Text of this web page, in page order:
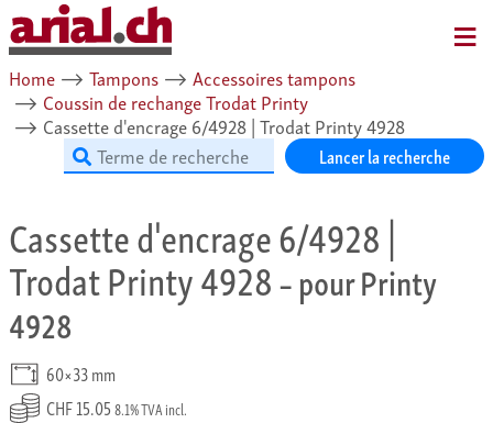
Home ⟶ Tampons ⟶ Accessoires tampons
⟶ Coussin de rechange Trodat Printy
⟶ Cassette d'encrage 6/4928 | Trodat Printy 4928
Lancer la recherche
Cassette d'encrage 6/4928 |
Trodat Printy 4928– pour Printy
4928
60×33 mm
CHF 15.058.1% TVA incl.